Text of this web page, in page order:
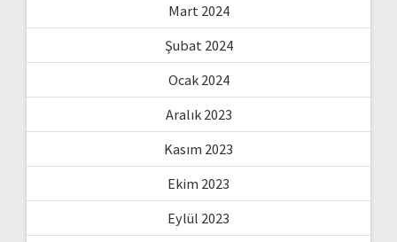
Mart 2024
Şubat 2024
Ocak 2024
Aralık 2023
Kasım 2023
Ekim 2023
Eylül 2023